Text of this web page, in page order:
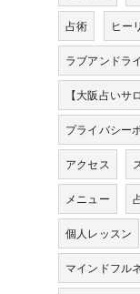
占術 ヒー
ラブアンドラ
【大阪占いサ
プライバシー
アクセス
メニュー
個人レッスン
マインドフル